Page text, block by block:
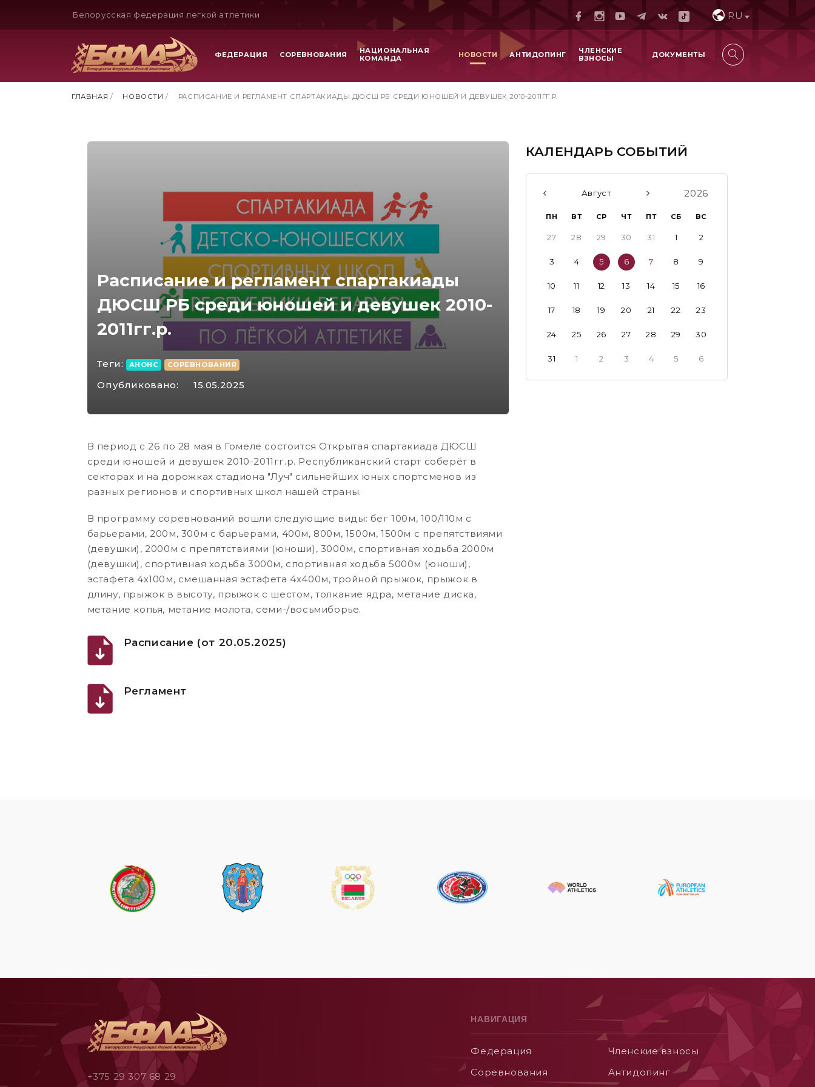
Белорусская федерация легкой атлетики RU
ФЕДЕРАЦИЯ СОРЕВНОВАНИЯ
НАЦИОНАЛЬНАЯ
КОМАНДА
НОВОСТИ АНТИДОПИНГ
ЧЛЕНСКИЕ
ВЗНОСЫ
ДОКУМЕНТЫ
ГЛАВНАЯ / НОВОСТИ / РАСПИСАНИЕ И РЕГЛАМЕНТ СПАРТАКИАДЫ ДЮСШ РБ СРЕДИ ЮНОШЕЙ И ДЕВУШЕК 2010-2011ГГ.Р.
Расписание и регламент спартакиады
ДЮСШ РБ среди юношей и девушек 2010-
2011гг.р.
Теги: АНОНС СОРЕВНОВАНИЯ
Опубликовано: 15.05.2025
В период с 26 по 28 мая в Гомеле состоится Открытая спартакиада ДЮСШ
среди юношей и девушек 2010-2011гг.р. Республиканский старт соберёт в
секторах и на дорожках стадиона "Луч" сильнейших юных спортсменов из
разных регионов и спортивных школ нашей страны.
В программу соревнований вошли следующие виды: бег 100м, 100/110м с
барьерами, 200м, 300м с барьерами, 400м, 800м, 1500м, 1500м с препятствиями
(девушки), 2000м с препятствиями (юноши), 3000м, спортивная ходьба 2000м
(девушки), спортивная ходьба 3000м, спортивная ходьба 5000м (юноши),
эстафета 4х100м, смешанная эстафета 4х400м, тройной прыжок, прыжок в
длину, прыжок в высоту, прыжок с шестом, толкание ядра, метание диска,
метание копья, метание молота, семи-/восьмиборье.
Расписание (от 20.05.2025)
Регламент
КАЛЕНДАРЬ СОБЫТИЙ
Август 2026
ПН ВТ СР ЧТ ПТ СБ ВС
27 28 29 30 31 1 2
3 4 5 6 7 8 9
10 11 12 13 14 15 16
17 18 19 20 21 22 23
24 25 26 27 28 29 30
31 1 2 3 4 5 6
+375 29 307 68 29
НАВИГАЦИЯ
Федерация
Соревнования
Членские взносы
Aнтидопинг